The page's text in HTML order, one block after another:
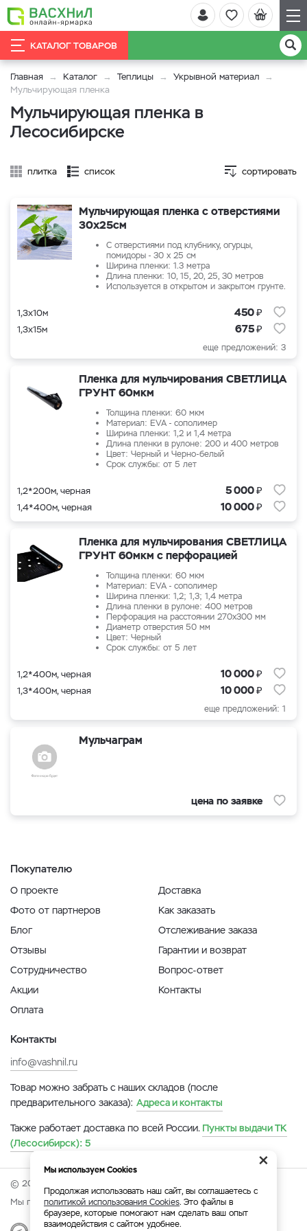
КАТАЛОГ ТОВАРОВ
Главная Каталог Теплицы
Укрывной материал
Мульчирующая пленка
Мульчирующая пленка в
Лесосибирске
плитка список сортировать
Мульчирующая пленка с отверстиями
30х25см
С отверстиями под клубнику, огурцы,
помидоры - 30 х 25 см
Ширина пленки: 1.3 метра
Длина пленки: 10, 15, 20, 25, 30 метров
Используется в открытом и закрытом грунте.
1,3x10м 450₽
1,3x15м 675₽
еще предложений: 3
Пленка для мульчирования СВЕТЛИЦА
ГРУНТ 60мкм
Толщина пленки: 60 мкм
Материал: EVA - сополимер
Ширина пленки: 1,2 и 1,4 метра
Длина пленки в рулоне: 200 и 400 метров
Цвет: Черный и Черно-белый
Срок службы: от 5 лет
1,2*200м, черная 5 000₽
1,4*400м, черная 10 000₽
Пленка для мульчирования СВЕТЛИЦА
ГРУНТ 60мкм с перфорацией
Толщина пленки: 60 мкм
Материал: EVA - сополимер
Ширина пленки: 1,2; 1,3; 1,4 метра
Длина пленки в рулоне: 400 метров
Перфорация на расстоянии 270х300 мм
Диаметр отверстия 50 мм
Цвет: Черный
Срок службы: от 5 лет
1,2*400м, черная 10 000₽
1,3*400м, черная 10 000₽
еще предложений: 1
Мульчаграм
цена по заявке
Покупателю
О проекте
Фото от партнеров
Блог
Отзывы
Сотрудничество
Акции
Оплата
Доставка
Как заказать
Отслеживание заказа
Гарантии и возврат
Вопрос-ответ
Контакты
Контакты
info@vashnil.ru
Товар можно забрать с наших складов (после
предварительного заказа): Адреса и контакты
Также работает доставка по всей России. Пункты выдачи ТК
(Лесосибирск): 5
© 2026 Онлайн-ярмарка ВАСХНиЛ.
Мы принимаем:
×
Мы используем Cookies
Продолжая использовать наш сайт, вы соглашаетесь с
политикой использования Cookies. Это файлы в
браузере, которые помогают нам сделать ваш опыт
взаимодействия с сайтом удобнее.